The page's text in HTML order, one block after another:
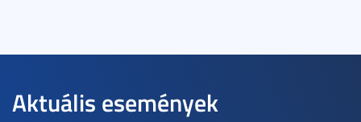
Aktuális események